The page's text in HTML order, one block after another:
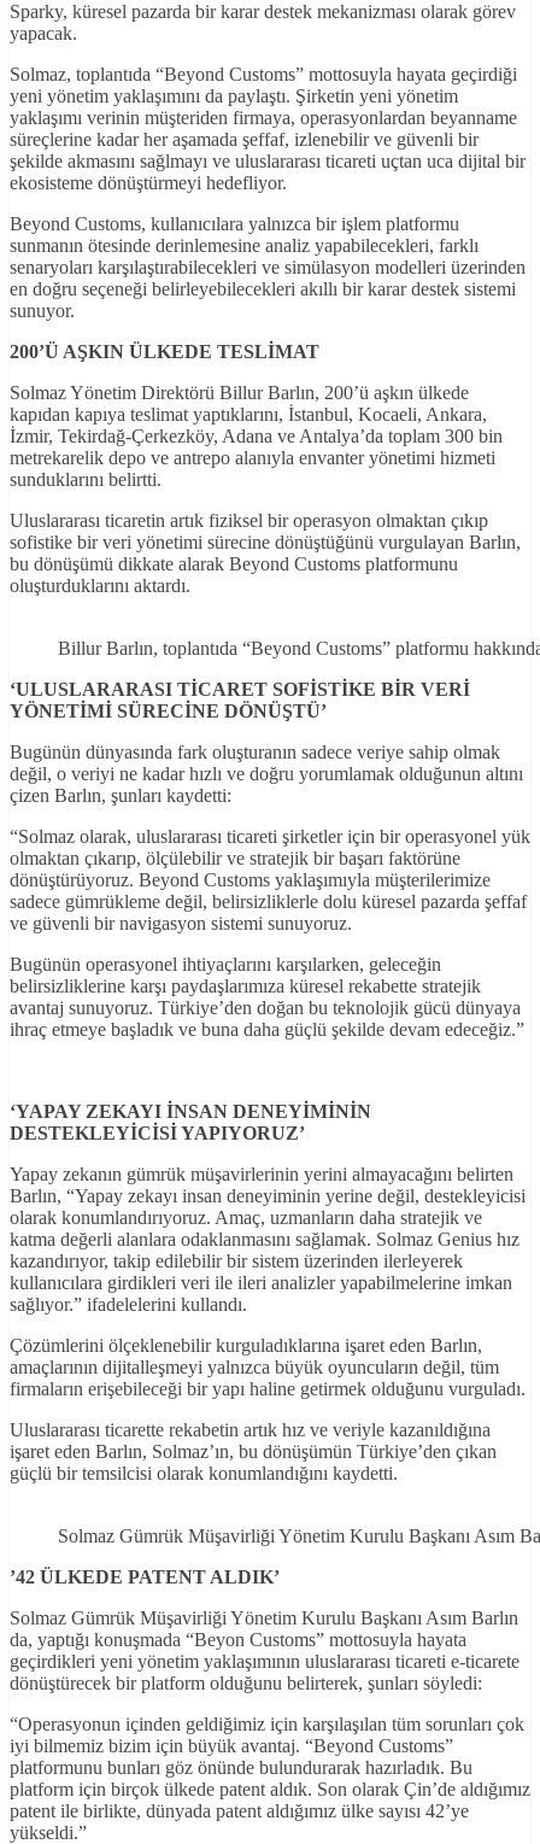
Sparky, küresel pazarda bir karar destek mekanizması olarak görev
yapacak.
Solmaz, toplantıda “Beyond Customs” mottosuyla hayata geçirdiği
yeni yönetim yaklaşımını da paylaştı. Şirketin yeni yönetim
yaklaşımı verinin müşteriden firmaya, operasyonlardan beyanname
süreçlerine kadar her aşamada şeffaf, izlenebilir ve güvenli bir
şekilde akmasını sağlmayı ve uluslararası ticareti uçtan uca dijital bir
ekosisteme dönüştürmeyi hedefliyor.
Beyond Customs, kullanıcılara yalnızca bir işlem platformu
sunmanın ötesinde derinlemesine analiz yapabilecekleri, farklı
senaryoları karşılaştırabilecekleri ve simülasyon modelleri üzerinden
en doğru seçeneği belirleyebilecekleri akıllı bir karar destek sistemi
sunuyor.
200’Ü AŞKIN ÜLKEDE TESLİMAT
Solmaz Yönetim Direktörü Billur Barlın, 200’ü aşkın ülkede
kapıdan kapıya teslimat yaptıklarını, İstanbul, Kocaeli, Ankara,
İzmir, Tekirdağ-Çerkezköy, Adana ve Antalya’da toplam 300 bin
metrekarelik depo ve antrepo alanıyla envanter yönetimi hizmeti
sunduklarını belirtti.
Uluslararası ticaretin artık fiziksel bir operasyon olmaktan çıkıp
sofistike bir veri yönetimi sürecine dönüştüğünü vurgulayan Barlın,
bu dönüşümü dikkate alarak Beyond Customs platformunu
oluşturduklarını aktardı.
Billur Barlın, toplantıda “Beyond Customs” platformu
‘ULUSLARARASI TİCARET SOFİSTİKE BİR VERİ
YÖNETİMİ SÜRECİNE DÖNÜŞTÜ’
Bugünün dünyasında fark oluşturanın sadece veriye sahip olmak
değil, o veriyi ne kadar hızlı ve doğru yorumlamak olduğunun altını
çizen Barlın, şunları kaydetti:
“Solmaz olarak, uluslararası ticareti şirketler için bir operasyonel yük
olmaktan çıkarıp, ölçülebilir ve stratejik bir başarı faktörüne
dönüştürüyoruz. Beyond Customs yaklaşımıyla müşterilerimize
sadece gümrükleme değil, belirsizliklerle dolu küresel pazarda şeffaf
ve güvenli bir navigasyon sistemi sunuyoruz.
Bugünün operasyonel ihtiyaçlarını karşılarken, geleceğin
belirsizliklerine karşı paydaşlarımıza küresel rekabette stratejik
avantaj sunuyoruz. Türkiye’den doğan bu teknolojik gücü dünyaya
ihraç etmeye başladık ve buna daha güçlü şekilde devam edeceğiz.”
‘YAPAY ZEKAYI İNSAN DENEYİMİNİN
DESTEKLEYİCİSİYAPIYORUZ’
Yapay zekanın gümrük müşavirlerinin yerini almayacağını belirten
Barlın, “Yapay zekayı insan deneyiminin yerine değil, destekleyicisi
olarak konumlandırıyoruz. Amaç, uzmanların daha stratejik ve
katma değerli alanlara odaklanmasını sağlamak. Solmaz Genius hız
kazandırıyor, takip edilebilir bir sistem üzerinden ilerleyerek
kullanıcılara girdikleri veri ile ileri analizler yapabilmelerine imkan
sağlıyor.” ifadelelerini kullandı.
Çözümlerini ölçeklenebilir kurguladıklarına işaret eden Barlın,
amaçlarının dijitalleşmeyi yalnızca büyük oyuncuların değil, tüm
firmaların erişebileceği bir yapı haline getirmek olduğunu vurguladı.
Uluslararası ticarette rekabetin artık hız ve veriyle kazanıldığına
işaret eden Barlın, Solmaz’ın, bu dönüşümün Türkiye’den çıkan
güçlü bir temsilcisi olarak konumlandığını kaydetti.
Solmaz Gümrük Müşavirliği Yönetim Kurulu Başkanı Asım
’42 ÜLKEDE PATENT ALDIK’
Solmaz Gümrük Müşavirliği Yönetim Kurulu Başkanı Asım Barlın
da, yaptığı konuşmada “Beyon Customs” mottosuyla hayata
geçirdikleri yeni yönetim yaklaşımının uluslararası ticareti e-ticarete
dönüştürecek bir platform olduğunu belirterek, şunları söyledi:
“Operasyonun içinden geldiğimiz için karşılaşılan tüm sorunları çok
iyi bilmemiz bizim için büyük avantaj. “Beyond Customs”
platformunu bunları göz önünde bulundurarak hazırladık. Bu
platform için birçok ülkede patent aldık. Son olarak Çin’de aldığımız
patent ile birlikte, dünyada patent aldığımız ülke sayısı 42’ye
yükseldi.”